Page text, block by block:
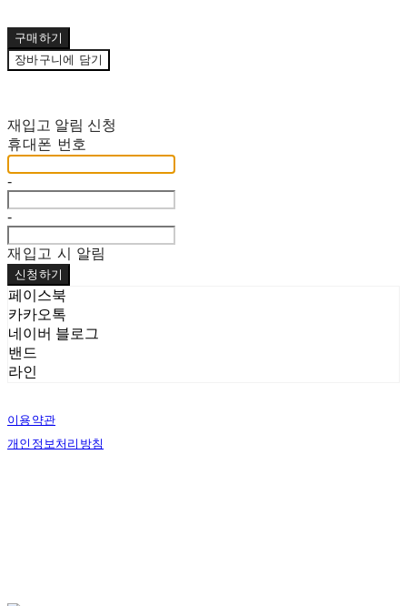
구매하기
장바구니에 담기
재입고 알림 신청
휴대폰 번호
-
-
재입고 시 알림
신청하기
페이스북
카카오톡
네이버 블로그
밴드
라인
이용약관
개인정보처리방침